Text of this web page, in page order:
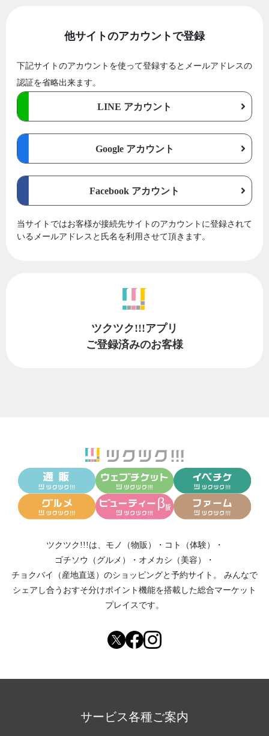
他サイトのアカウントで登録
下記サイトのアカウントを使って登録するとメールアドレスの
認証を省略出来ます。
LINE アカウント
Google アカウント
Facebook アカウント
当サイトではお客様が接続先サイトのアカウントに登録されて
いるメールアドレスと氏名を利用させて頂きます。
ツクツク!!!アプリ
ご登録済みのお客様
ツクツク!!!は、 モノ（物販） ・ コト（体験）
・
ゴチソウ（グルメ）
・ オメカシ（美容）
・
チョクバイ（産地直送） のショッピングと予約サイト。
みんなで
シェアし合う おすそ分けポイント機能を搭載した総合マーケット
プレイスです。
サービス各種ご案内